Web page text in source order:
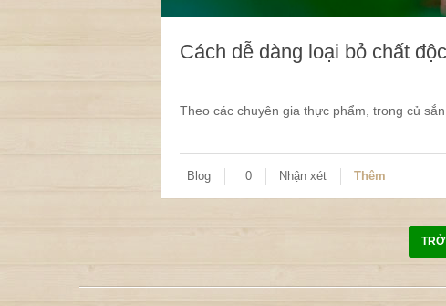
Cách dễ dàng loại bỏ chất
Theo các chuyên gia thực phẩm, trong củ
Blog 0 Nhận xét Thêm